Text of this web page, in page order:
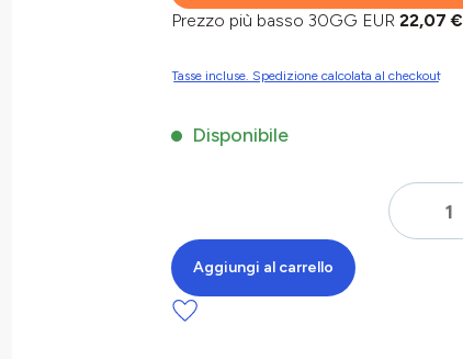
Prezzo più basso 30GG EUR 22,07 €
Tasse incluse. Spedizione calcolata al checkout
Disponibile
Aggiungi al carrello